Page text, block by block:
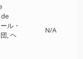
ル・
ヘ
N/A